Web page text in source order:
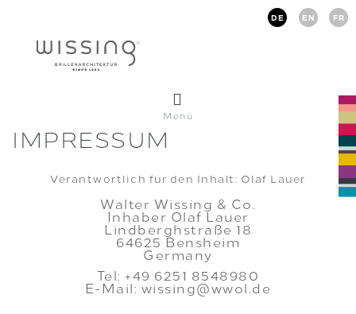
DE EN FR
Menü
IMPRESSUM
Verantwortlich für den Inhalt: Olaf Lauer
Walter Wissing & Co.
Inhaber Olaf Lauer
Lindberghstraße 18
64625 Bensheim
Germany
Tel: +49 6251 8548980
​E-Mail: wissing@wwol.de